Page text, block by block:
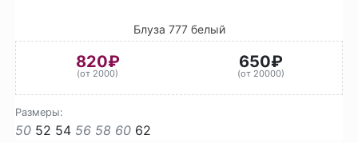
Блуза 777 белый
820₽
(от 2000)
650₽
(от 20000)
Размеры:
50 52 54 56 58 60 62